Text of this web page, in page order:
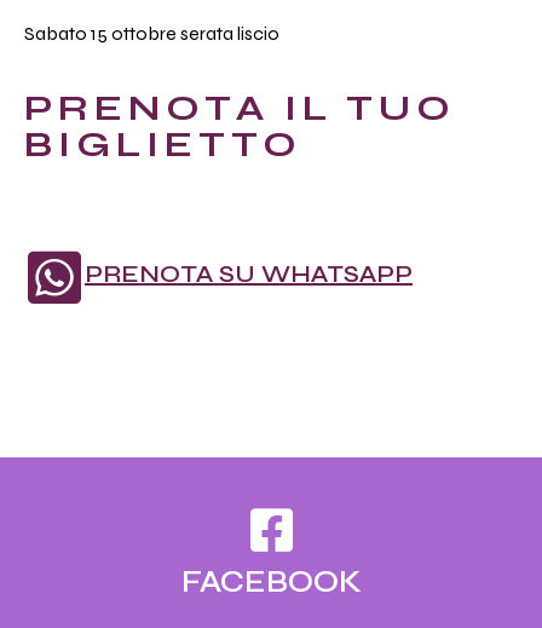
Sabato 15 ottobre serata liscio
PRENOTA IL TUO
BIGLIETTO
PRENOTA SU WHATSAPP
FACEBOOK